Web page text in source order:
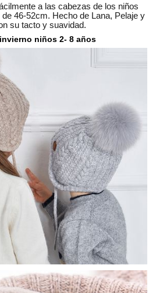
a las cabezas de los niños
46-52cm. Hecho de Lana, Pelaje y
su tacto y suavidad.
niños 2- 8 años